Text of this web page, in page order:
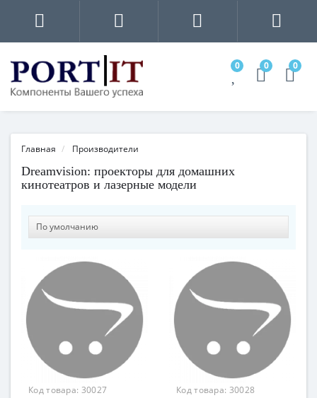
0 0 0
Главная Производители
Dreamvision: проекторы для домашних
кинотеатров и лазерные модели
Код товара: 30027 Код товара: 30028